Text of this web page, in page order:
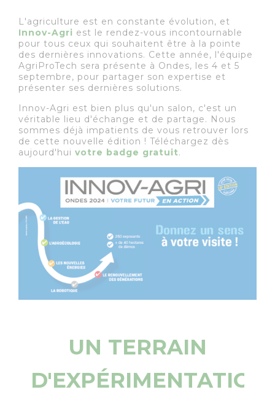
L'agriculture est en constante évolution, et
Innov-Agri est le rendez-vous incontournable
pour tous ceux qui souhaitent être à la pointe
des dernières innovations. Cette année, l'équipe
AgriProTech sera présente à Ondes, les 4 et 5
septembre, pour partager son expertise et
présenter ses dernières solutions.
Innov-Agri est bien plus qu'un salon, c'est un
véritable lieu d'échange et de partage. Nous
sommes déjà impatients de vous retrouver lors
de cette nouvelle édition ! Téléchargez dès
aujourd'hui votre badge gratuit.
UN TERRAIN
D'EXPÉRIMENTATION